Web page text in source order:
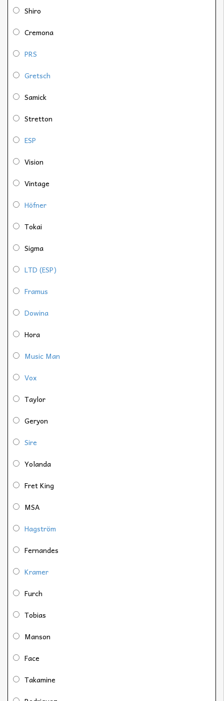
Shiro
Cremona
PRS
Gretsch
Samick
Stretton
ESP
Vision
Vintage
Höfner
Tokai
Sigma
LTD (ESP)
Framus
Dowina
Hora
Music Man
Vox
Taylor
Geryon
Sire
Yolanda
Fret King
MSA
Hagström
Fernandes
Kramer
Furch
Tobias
Manson
Face
Takamine